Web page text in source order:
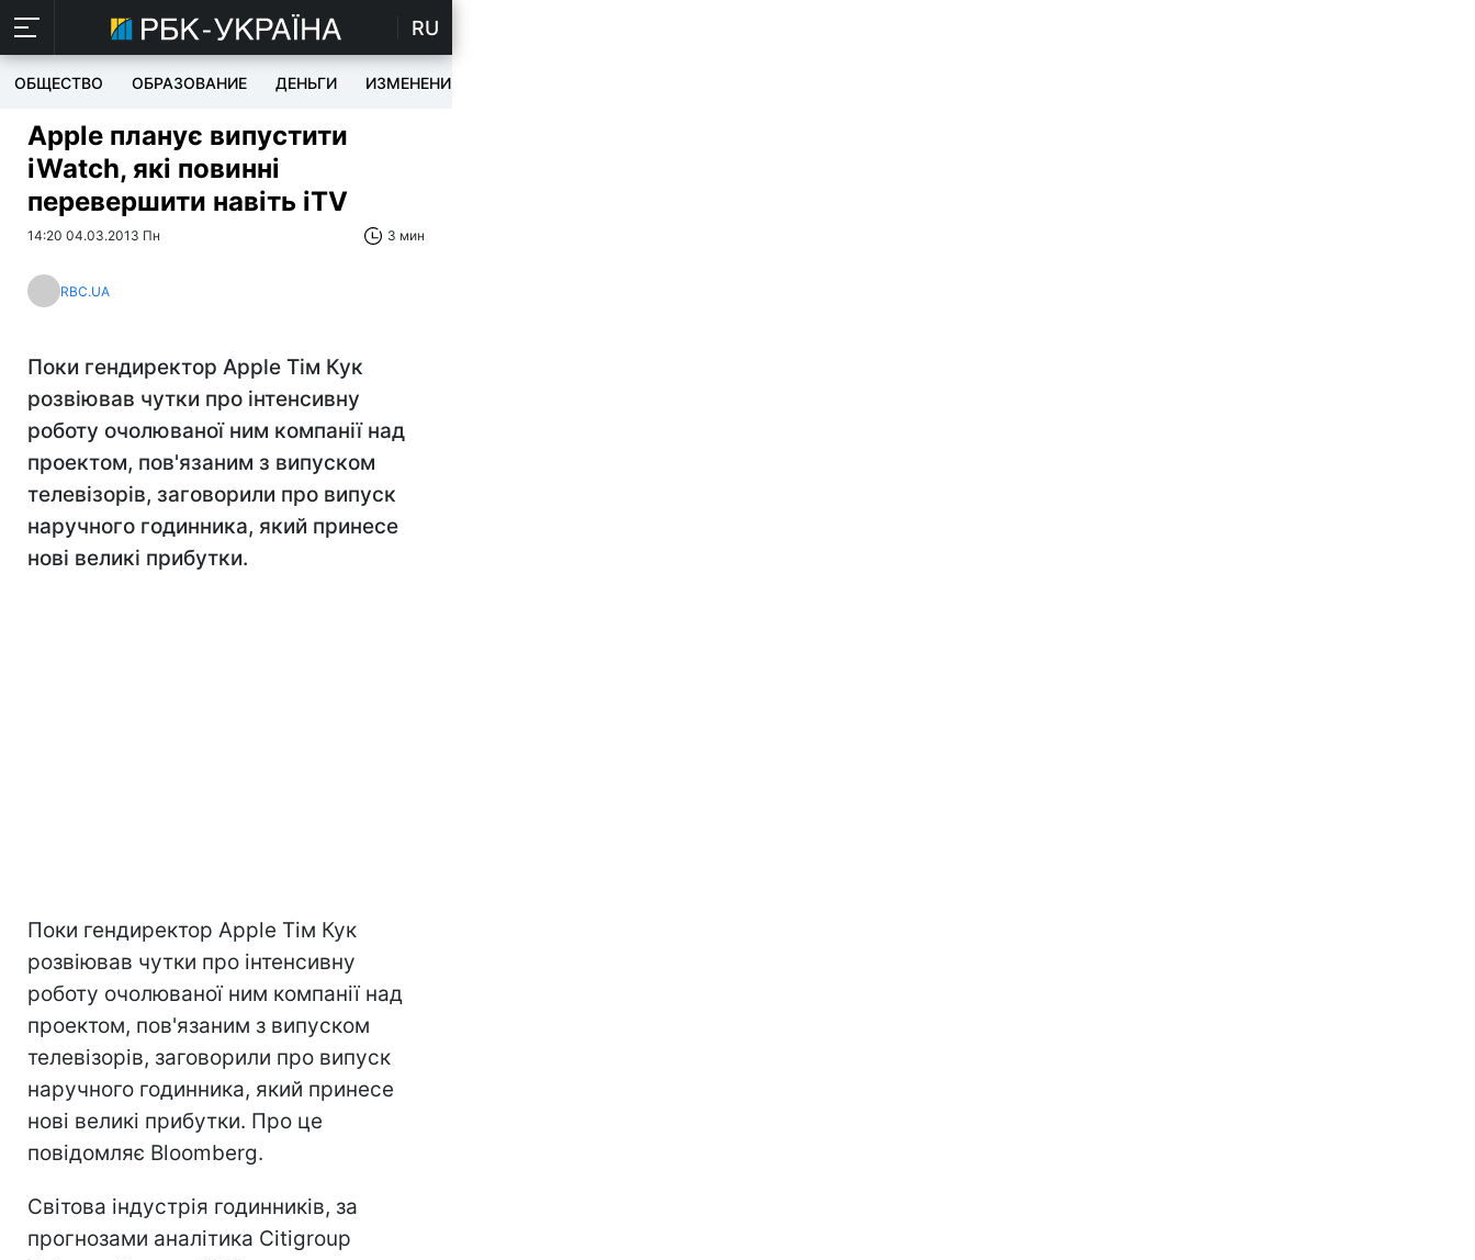
RU
ОБЩЕСТВО ОБРАЗОВАНИЕ ДЕНЬГИ ИЗМЕНЕНИЯ
Apple планує випустити
iWatch, які повинні
перевершити навіть iTV
14:20 04.03.2013 Пн 3 мин
RBC.UA
Поки гендиректор Apple Тім Кук
розвіював чутки про інтенсивну
роботу очолюваної ним компанії над
проектом, пов'язаним з випуском
телевізорів, заговорили про випуск
наручного годинника, який принесе
нові великі прибутки.
Поки гендиректор Apple Тім Кук
розвіював чутки про інтенсивну
роботу очолюваної ним компанії над
проектом, пов'язаним з випуском
телевізорів, заговорили про випуск
наручного годинника, який принесе
нові великі прибутки. Про це
повідомляє Bloomberg.
Світова індустрія годинників, за
прогнозами аналітика Citigroup